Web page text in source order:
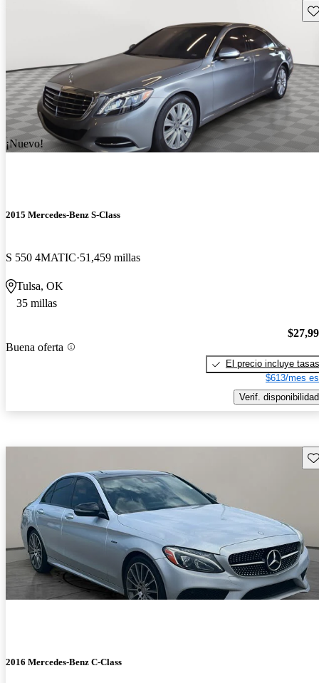
¡Nuevo!
2015 Mercedes-Benz S-Class
S 550 4MATIC 51,459 millas
Tulsa, OK
35 millas
Buena oferta
El precio incluye tasas
$613/mes
Verif. disponibilidad
2016 Mercedes-Benz C-Class